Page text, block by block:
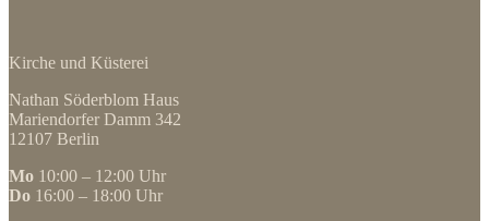
Kirche und Küsterei
Nathan Söderblom Haus
Mariendorfer Damm 342
12107 Berlin
Mo 10:00 – 12:00 Uhr
Do 16:00 – 18:00 Uhr